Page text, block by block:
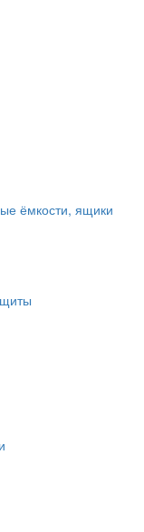
ёмкости, ящики